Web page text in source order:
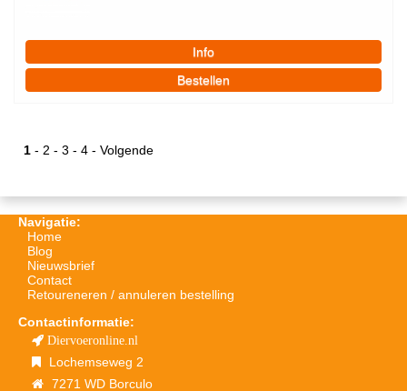
1 - 2 - 3 - 4 - Volgende
Navigatie:
Home
Blog
Nieuwsbrief
Contact
Retoureneren / annuleren bestelling
Contactinformatie:
Diervoeronline.nl
Lochemseweg 2
7271 WD Borculo